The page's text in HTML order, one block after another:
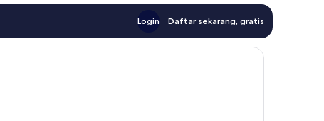
Login Daftar sekarang, gratis